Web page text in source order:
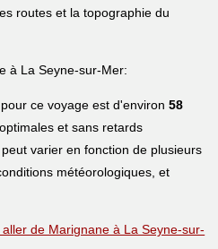
routes et la topographie du
à La Seyne-sur-Mer:
ce voyage est d'environ58
et sans retards
varier en fonction de plusieurs
météorologiques, et
de Marignane à La Seyne-sur-